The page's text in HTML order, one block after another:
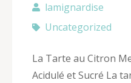
lamignardise
Uncategorized
La Tarte au Citron
Acidulé et Sucré La